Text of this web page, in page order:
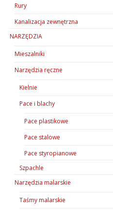
Rury
Kanalizacja zewnętrzna
NARZĘDZIA
Mieszalniki
Narzędzia ręczne
Kielnie
Pace i blachy
Pace plastikowe
Pace stalowe
Pace styropianowe
Szpachle
Narzędzia malarskie
Taśmy malarskie